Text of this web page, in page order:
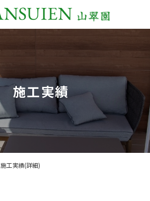
施工実績
施工実績(詳細)